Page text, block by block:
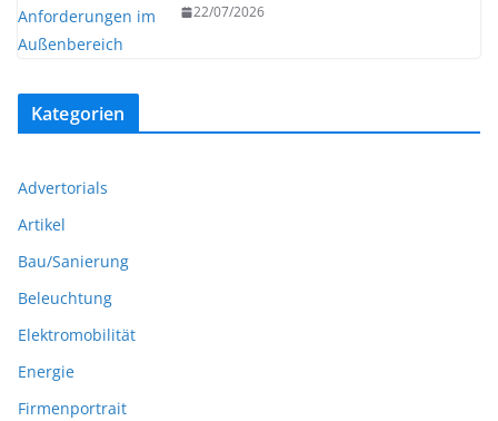
22/07/2026
Kategorien
Advertorials
Artikel
Bau/Sanierung
Beleuchtung
Elektromobilität
Energie
Firmenportrait